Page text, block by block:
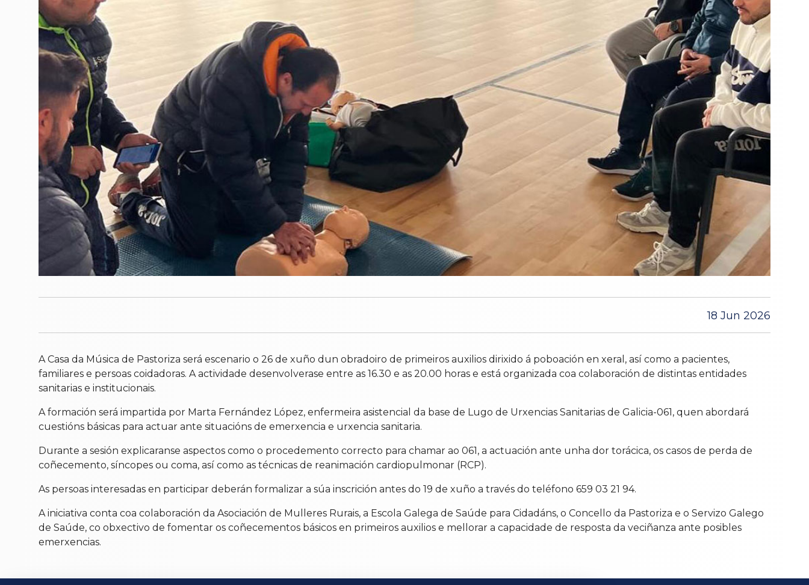
18 Jun 2026
A Casa da Música de Pastoriza será escenario o 26 de xuño dun obradoiro de primeiros auxilios dirixido á poboación en xeral, así como a pacientes,
familiares e persoas coidadoras. A actividade desenvolverase entre as 16.30 e as 20.00 horas e está organizada coa colaboración de distintas entidades
sanitarias e institucionais.
A formación será impartida por Marta Fernández López, enfermeira asistencial da base de Lugo de Urxencias Sanitarias de Galicia-061, quen abordará
cuestións básicas para actuar ante situacións de emerxencia e urxencia sanitaria.
Durante a sesión explicaranse aspectos como o procedemento correcto para chamar ao 061, a actuación ante unha dor torácica, os casos de perda de
coñecemento, síncopes ou coma, así como as técnicas de reanimación cardiopulmonar (RCP).
As persoas interesadas en participar deberán formalizar a súa inscrición antes do 19 de xuño a través do teléfono 659 03 21 94.
A iniciativa conta coa colaboración da Asociación de Mulleres Rurais, a Escola Galega de Saúde para Cidadáns, o Concello da Pastoriza e o Servizo Galego
de Saúde, co obxectivo de fomentar os coñecementos básicos en primeiros auxilios e mellorar a capacidade de resposta da veciñanza ante posibles
emerxencias.